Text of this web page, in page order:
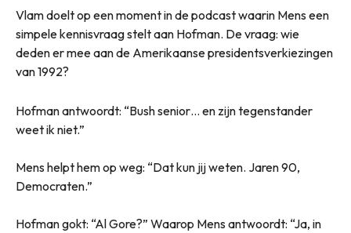
Vlam doelt op een moment in de podcast waarin Mens een
simpele kennisvraag stelt aan Hofman. De vraag: wie
deden er mee aan de Amerikaanse presidentsverkiezingen
van 1992?
Hofman antwoordt: “Bush senior… en zijn tegenstander
weet ik niet.”
Mens helpt hem op weg: “Dat kun jij weten. Jaren 90,
Democraten.”
Hofman gokt: “Al Gore?” Waarop Mens antwoordt: “Ja, in